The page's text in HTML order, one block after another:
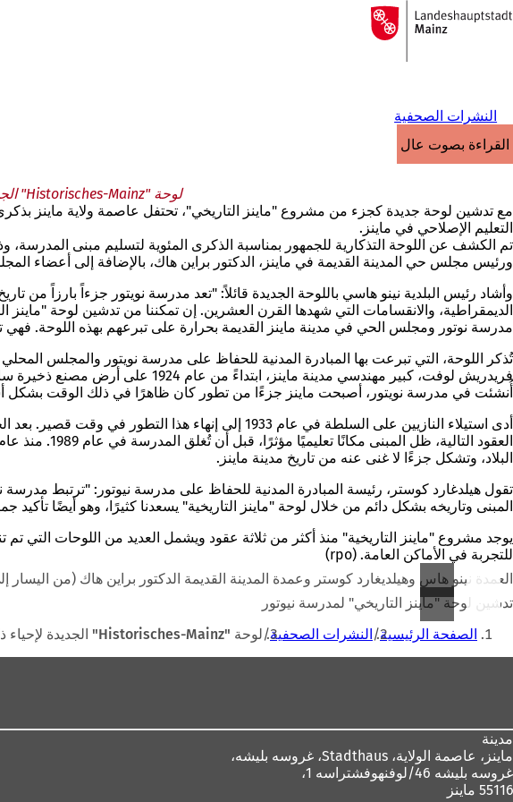
الانتقال إلى المحتوى
إلى
الصفحة
النشرات الصحفية
القراءة بصوت عالٍ
لوحة "Historisches-Mainz" الجديدة لإحياء ذكرى مرور 100 عام على تأسيس المدرسة الجديدة
التعليم الإصلاحي في ماينز.
تم الكشف عن اللوحة التذكارية للجمهور بمناسبة الذكرى المئوية لتسليم مبنى
ورئيس مجلس حي المدينة القديمة في ماينز، الدكتور براين هاك، بالإضافة إلى أعضاء
وأشاد رئيس البلدية نينو هاسي باللوحة الجديدة قائلاً: "تعد مدرسة نويتور جزءاً بارزاً من
الديمقراطية، والانقسامات التي شهدها القرن العشرين. إن تمكننا من تدشين لوحة "ماينز
مدرسة نوتور ومجلس الحي في مدينة ماينز القديمة بحرارة على تبرعهم بهذه اللوحة. فهي
تُذكر اللوحة، التي تبرعت بها المبادرة المدنية للحفاظ على مدرسة نويتور والمجلس
فريدريش لوفت، كبير مهندسي مدينة
أُنشئت في مدرسة نويتور، أصبحت ماينز جزءًا من تطور كان ظاهرًا في ذلك الوقت
البلاد، وتشكل جزءًا لا غنى عنه من تاريخ مدينة ماينز.
تقول هيلدغارد كوستر، رئيسة المبادرة المدنية للحفاظ على مدرسة نيوتور: "ترتبط
المبنى وتاريخه بشكل دائم من خلال لوحة "ماينز التاريخية" يسعدنا كثيرًا، وهو أيضًا تأكيد
يوجد مشروع "ماينز التاريخية" منذ أكثر من ثلاثة عقود ويشمل العديد من اللوحات التي تم
للتجربة في الأماكن العامة. (rpo)
العمدة نينو هاس وهيلديغارد كوستر وعمدة المدينة القديمة الدكتور براين هاك (من اليسار
تدشين لوحة "ماينز التاريخي" لمدرسة نيوتور
أنت
الصفحة الرئيسية النشرات الصحفية لوحة "Historisches-Mainz" الجديدة لإحياء ذكرى مرور 100 عام على تأسيس المدرسة الجديدة
مدينة
ماينز، عاصمة الولاية،
غروسه بليشه 46/لوفنهوفشتراسه 1،
55116 ماينز